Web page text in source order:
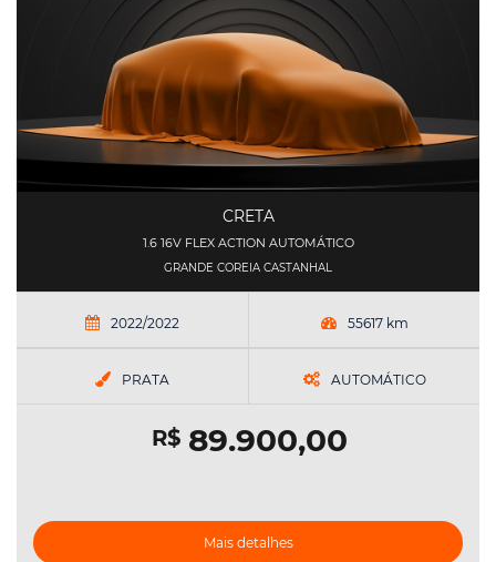
CRETA
1.6 16V FLEX ACTION AUTOMÁTICO
GRANDE COREIA CASTANHAL
2022/2022 55617 km
PRATA AUTOMÁTICO
R$89.900,00
Mais detalhes